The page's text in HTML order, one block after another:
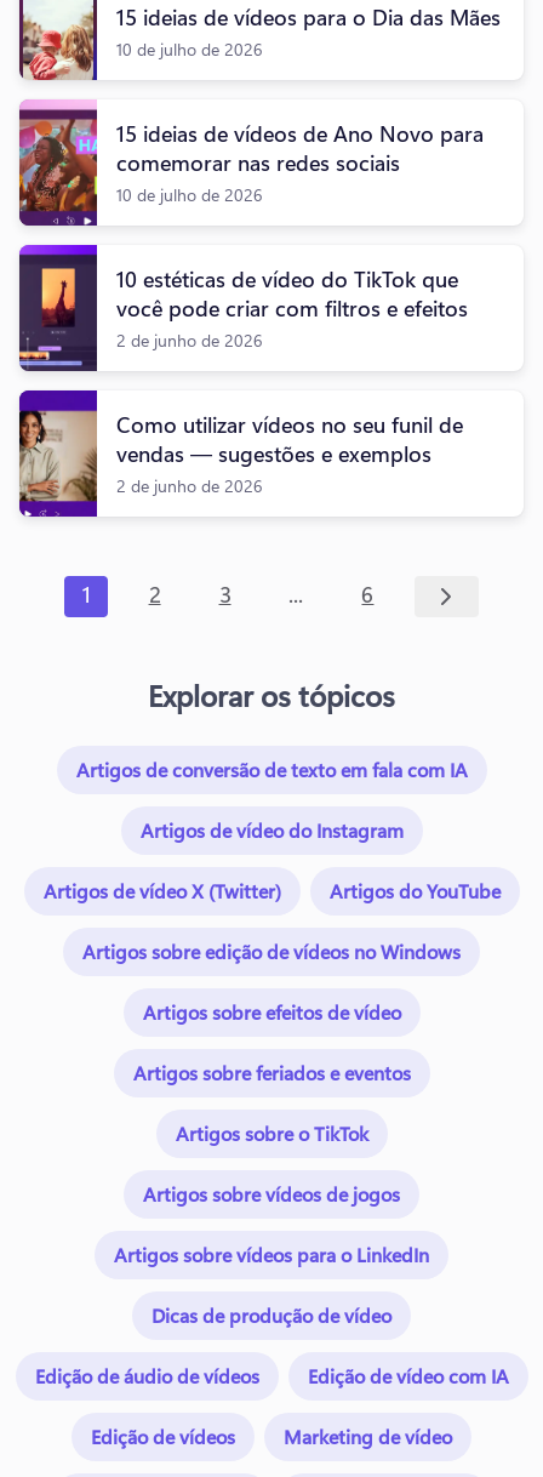
15 ideias de vídeos para o Dia das Mães
10 de julho de 2026
15 ideias de vídeos de Ano Novo para
comemorar nas redes sociais
10 de julho de 2026
10 estéticas de vídeo do TikTok que
você pode criar com filtros e efeitos
2 de junho de 2026
Como utilizar vídeos no seu funil de
vendas — sugestões e exemplos
2 de junho de 2026
1 2 3 ... 6
Explorar os tópicos
Artigos de conversão de texto em fala com IA
Artigos de vídeo do Instagram
Artigos de vídeo X (Twitter) Artigos do YouTube
Artigos sobre edição de vídeos no Windows
Artigos sobre efeitos de vídeo
Artigos sobre feriados e eventos
Artigos sobre o TikTok
Artigos sobre vídeos de jogos
Artigos sobre vídeos para o LinkedIn
Dicas de produção de vídeo
Edição de áudio de vídeos Edição de vídeo com IA
Edição de vídeos Marketing de vídeo